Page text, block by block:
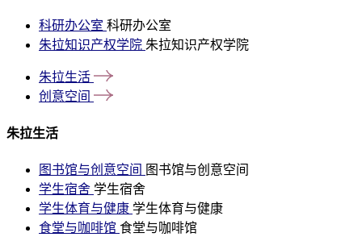
科研办公室 科研办公室
朱拉知识产权学院 朱拉知识产权学院
朱拉生活
创意空间
朱拉生活
图书馆与创意空间 图书馆与创意空间
学生宿舍 学生宿舍
学生体育与健康 学生体育与健康
食堂与咖啡馆 食堂与咖啡馆